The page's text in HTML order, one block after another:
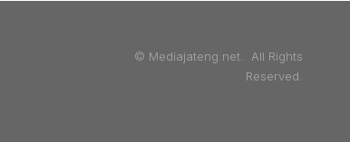
© Mediajateng.net. All Rights
Reserved.